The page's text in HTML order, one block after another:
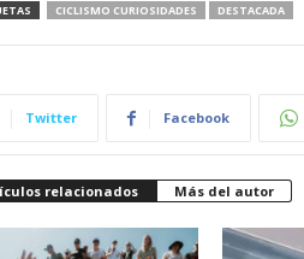
CICLISMO CURIOSIDADES DESTACADA
Twitter Facebook
relacionados Más del autor